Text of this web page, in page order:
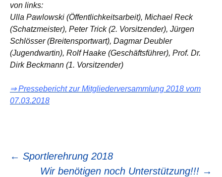
von links:
Ulla Pawlowski (Öffentlichkeitsarbeit), Michael Reck
(Schatzmeister), Peter Trick (2. Vorsitzender), Jürgen
Schlösser (Breitensportwart), Dagmar Deubler
(Jugendwartin), Rolf Haake (Geschäftsführer), Prof. Dr.
Dirk Beckmann (1. Vorsitzender)
⇒ Pressebericht zur Mitgliederversammlung 2018 vom
07.03.2018
Beitragsnavigation
← Sportlerehrung 2018
Wir benötigen noch Unterstützung!!! →